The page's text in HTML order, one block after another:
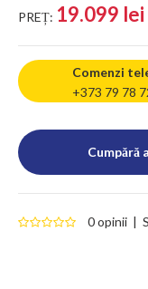
PREȚ: 19.099 lei
Comenzi
+373 79 78
0 opinii |